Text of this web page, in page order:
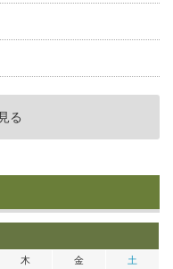
る
木 金 土